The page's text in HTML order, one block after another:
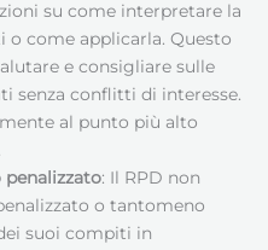
su come interpretare la
o come applicarla. Questo
e consigliare sulle
senza conflitti di interesse.
al punto più alto
penalizzato: Il RPD non
o tantomeno
suoi compiti in